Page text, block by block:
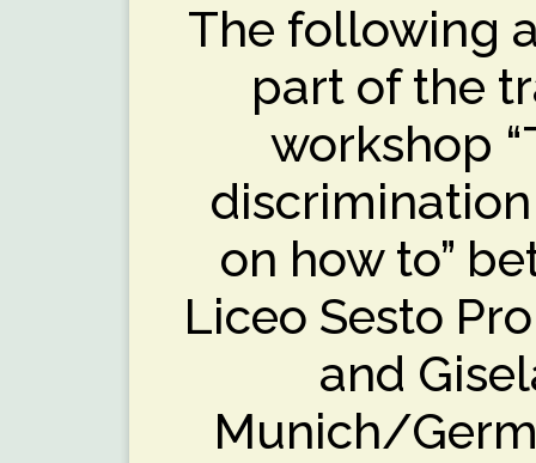
The following
part of the
workshop
on how to”
Liceo Sesto
and
Munich/